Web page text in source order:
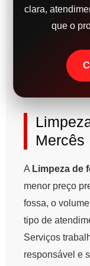
clara,
que o
Mercês
A Limpeza de
menor preço
fossa, o
tipo de
Serviços
responsável e